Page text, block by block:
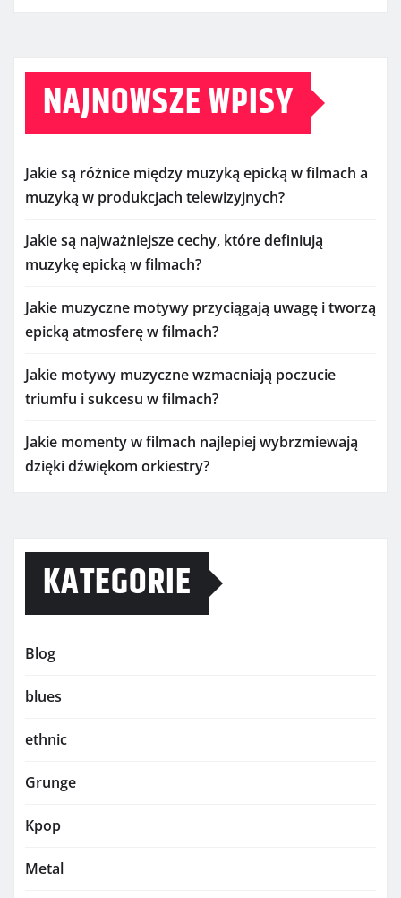
NAJNOWSZE WPISY
Jakie są różnice między muzyką epicką w filmach a
muzyką w produkcjach telewizyjnych?
Jakie są najważniejsze cechy, które definiują
muzykę epicką w filmach?
Jakie muzyczne motywy przyciągają uwagę i tworzą
epicką atmosferę w filmach?
Jakie motywy muzyczne wzmacniają poczucie
triumfu i sukcesu w filmach?
Jakie momenty w filmach najlepiej wybrzmiewają
dzięki dźwiękom orkiestry?
KATEGORIE
Blog
blues
ethnic
Grunge
Kpop
Metal